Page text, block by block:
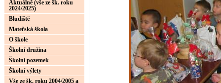
Aktuálně (vše ze šk. roku
2024/2025)
Bludiště
Mateřská škola
O škole
Školní družina
Školní pozemek
Školní výlety
Vše ze šk. roku 2004/2005 a